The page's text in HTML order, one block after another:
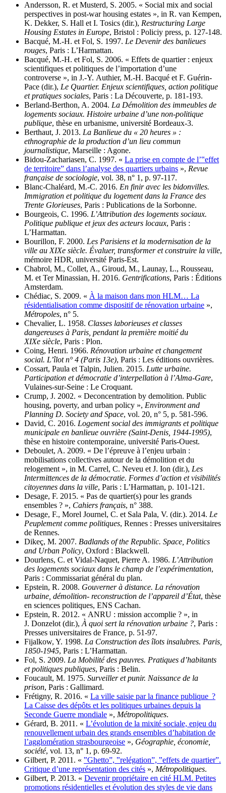
Andersson, R. et Musterd, S. 2005. « Social mix and social
perspectives in post-war housing estates », in R. van Kempen,
K. Dekker, S. Hall et I. Tosics (dir.), Restructuring Large
Housing Estates in Europe, Bristol : Policiy press, p. 127‑148.
Bacqué, M.-H. et Fol, S. 1997. Le Devenir des banlieues
rouges, Paris : L’Harmattan.
Bacqué, M.-H. et Fol, S. 2006. « Effets de quartier : enjeux
scientifiques et politiques de l’importation d’une
controverse », in J.-Y. Authier, M.-H. Bacqué et F. Guérin-
Pace (dir.), Le Quartier. Enjeux scientifiques, action politique
et pratiques sociales, Paris : La Découverte, p. 181‑193.
Berland-Berthon, A. 2004. La Démolition des immeubles de
logements sociaux. Histoire urbaine d’une non-politique
publique, thèse en urbanisme, université Bordeaux-3.
Berthaut, J. 2013. La Banlieue du « 20 heures » :
ethnographie de la production d’un lieu commun
journalistique, Marseille : Agone.
Bidou-Zachariasen, C. 1997. « La prise en compte de l’‟effet
de territoire” dans l’analyse des quartiers urbains », Revue
française de sociologie, vol. 38, n° 1, p. 97‑117.
Blanc-Chaléard, M.-C. 2016. En finir avec les bidonvilles.
Immigration et politique du logement dans la France des
Trente Glorieuses, Paris : Publications de la Sorbonne.
Bourgeois, C. 1996. L’Attribution des logements sociaux.
Politique publique et jeux des acteurs locaux, Paris :
L’Harmattan.
Bourillon, F. 2000. Les Parisiens et la modernisation de la
ville au XIXe siècle. Évaluer, transformer et construire la ville,
mémoire HDR, université Paris-Est.
Chabrol, M., Collet, A., Giroud, M., Launay, L., Rousseau,
M. et Ter Minassian, H. 2016. Gentrifications, Paris : Éditions
Amsterdam.
Chédiac, S. 2009. « À la maison dans mon HLM… La
résidentialisation comme dispositif de rénovation urbaine »,
Métropoles, n° 5.
Chevalier, L. 1958. Classes laborieuses et classes
dangereuses à Paris, pendant la première moitié du
XIXe siècle, Paris : Plon.
Coing, Henri. 1966. Rénovation urbaine et changement
social. L’îlot n° 4 (Paris 13e), Paris : Les éditions ouvrières.
Cossart, Paula et Talpin, Julien. 2015. Lutte urbaine.
Participation et démocratie d’interpellation à l’Alma-Gare,
Vulaines-sur-Seine : Le Croquant.
Crump, J. 2002. « Deconcentration by demolition. Public
housing, poverty, and urban policy », Environment and
Planning D. Society and Space, vol. 20, n° 5, p. 581‑596.
David, C. 2016. Logement social des immigrants et politique
municipale en banlieue ouvrière (Saint-Denis, 1944‑1995),
thèse en histoire contemporaine, université Paris-Ouest.
Deboulet, A. 2009. « De l’épreuve à l’enjeu urbain :
mobilisations collectives autour de la démolition et du
relogement », in M. Carrel, C. Neveu et J. Ion (dir.), Les
Intermittences de la démocratie. Formes d’action et visibilités
citoyennes dans la ville, Paris : L’Harmattan, p. 101‑121.
Desage, F. 2015. « Pas de quartier(s) pour les grands
ensembles ? », Cahiers français, n° 388.
Desage, F., Morel Journel, C. et Sala Pala, V. (dir.). 2014. Le
Peuplement comme politiques, Rennes : Presses universitaires
de Rennes.
Dikeç, M. 2007. Badlands of the Republic. Space, Politics
and Urban Policy, Oxford : Blackwell.
Dourlens, C. et Vidal-Naquet, Pierre A. 1986. L’Attribution
des logements sociaux dans le champ de l’expérimentation,
Paris : Commissariat général du plan.
Epstein, R. 2008. Gouverner à distance. La rénovation
urbaine, démolition- reconstruction de l’appareil d’État, thèse
en sciences politiques, ENS Cachan.
Epstein, R. 2012. « ANRU : mission accomplie ? », in
J. Donzelot (dir.), À quoi sert la rénovation urbaine ?, Paris :
Presses universitaires de France, p. 51‑97.
Fijalkow, Y. 1998. La Construction des îlots insalubres. Paris,
1850‑1945, Paris : L’Harmattan.
Fol, S. 2009. La Mobilité des pauvres. Pratiques d’habitants
et politiques publiques, Paris : Belin.
Foucault, M. 1975. Surveiller et punir. Naissance de la
prison, Paris : Gallimard.
Frétigny, R. 2016. « La ville saisie par la finance publique ?
La Caisse des dépôts et les politiques urbaines depuis la
Seconde Guerre mondiale », Métropolitiques.
Gérard, B. 2011. « L’évolution de la mixité sociale, enjeu du
renouvellement urbain des grands ensembles d’habitation de
l’agglomération strasbourgeoise », Géographie, économie,
société, vol. 13, n° 1, p. 69‑92.
Gilbert, P. 2011. « ‟Ghetto”, ‟relégation”, ‟effets de quartier”.
Critique d’une représentation des cités », Métropolitiques.
Gilbert, P. 2013. « Devenir propriétaire en cité HLM. Petites
promotions résidentielles et évolution des styles de vie dans